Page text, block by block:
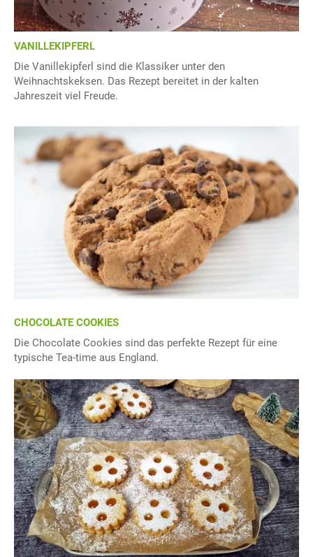
VANILLEKIPFERL
Die Vanillekipferl sind die Klassiker unter den
Weihnachtskeksen. Das Rezept bereitet in der kalten
Jahreszeit viel Freude.
CHOCOLATE COOKIES
Die Chocolate Cookies sind das perfekte Rezept für eine
typische Tea-time aus England.